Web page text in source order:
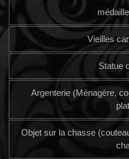
Vieilles
Statue
Argenterie (Ménagère,
Objet sur la chasse